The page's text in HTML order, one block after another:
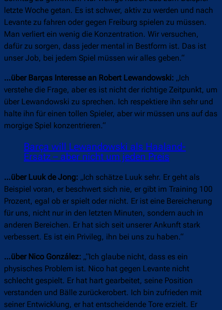
letzte Woche getan. Es ist schwer, aktiv zu werden und nach
Levante zu fahren oder gegen Freiburg spielen zu müssen.
Man verliert ein wenig die Konzentration. Wir versuchen,
dafür zu sorgen, dass jeder mental in Bestform ist. Das ist
unser Job, bei jedem Spiel müssen wir alles geben.“
…über Barças Interesse an Robert Lewandowski: „Ich
verstehe die Frage, aber es ist nicht der richtige Zeitpunkt, um
über Lewandowski zu sprechen. Ich respektiere ihn sehr und
halte ihn für einen tollen Spieler, aber wir müssen uns auf das
morgige Spiel konzentrieren.“
Barça will Lewandowski als Haaland-
Ersatz – aber nicht um jeden Preis
…über Luuk de Jong: „Ich schätze Luuk sehr. Er geht als
Beispiel voran, er beschwert sich nie, er gibt im Training 100
Prozent, egal ob er spielt oder nicht. Er ist eine Bereicherung
für uns, nicht nur in den letzten Minuten, sondern auch in
anderen Bereichen. Er hat sich seit unserer Ankunft stark
verbessert. Es ist ein Privileg, ihn bei uns zu haben.“
…über Nico González: „“Ich glaube nicht, dass es ein
physisches Problem ist. Nico hat gegen Levante nicht
schlecht gespielt. Er hat hart gearbeitet, seine Position
verstanden und Bälle zurückerobert. Ich bin zufrieden mit
seiner Entwicklung, er hat entscheidende Tore erzielt. Er